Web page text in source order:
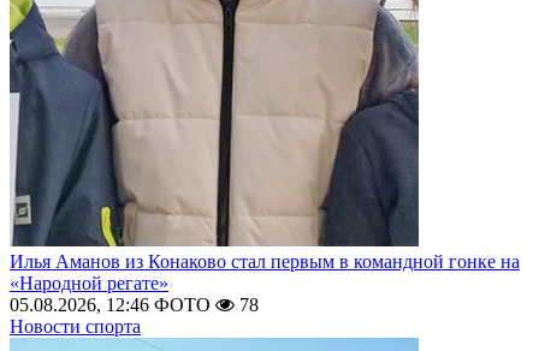
Илья Аманов из Конаково стал первым в командной гонке на
«Народной регате»
05.08.2026, 12:46 ФОТО
78
Новости спорта